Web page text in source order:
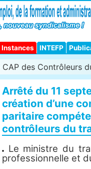
Instances INTEFP
CAP des Contrôleurs
Arrêté du 11
création d’une
paritaire
contrôleurs du
Le ministre du
professionnelle et